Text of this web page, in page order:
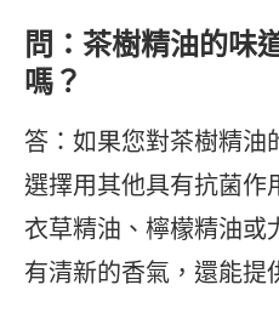
問：茶樹精油的味
嗎？
答：如果您對茶樹精油
選擇用其他具有抗菌作
衣草精油、檸檬精油或
有清新的香氣，還能提